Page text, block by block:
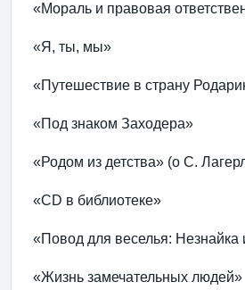
«Мораль и правовая
«Я, ты, мы»
«Путешествие в страну
«Под знаком Заходера»
«Родом из детства» (о С.
«CD в библиотеке»
«Повод для веселья: Незнайка
«Жизнь замечательных людей»